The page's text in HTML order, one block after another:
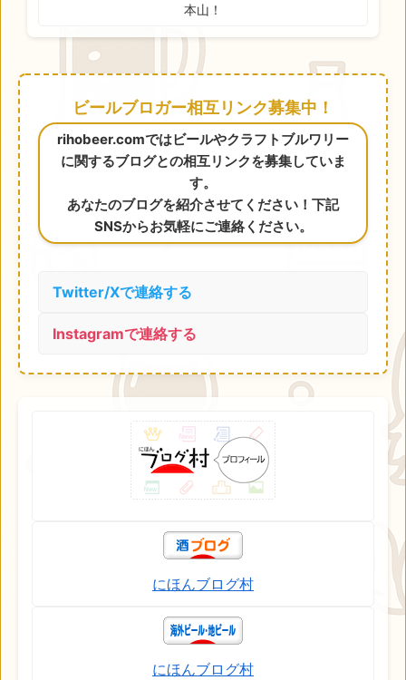
本山！
ビールブロガー相互リンク募集中！
rihobeer.comではビールやクラフトブルワリー
に関するブログとの相互リンクを募集していま
す。
あなたのブログを紹介させてください！下記
SNSからお気軽にご連絡ください。
Twitter/Xで連絡する
Instagramで連絡する
にほんブログ村
にほんブログ村